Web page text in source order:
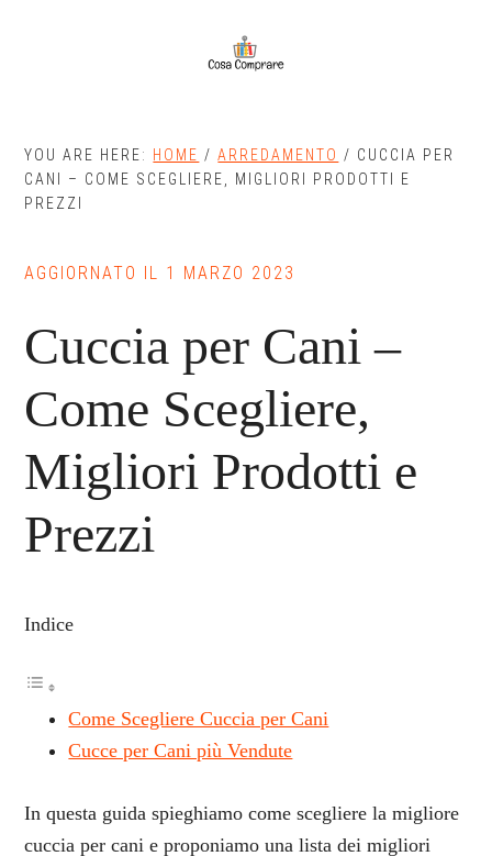
YOU ARE HERE: HOME / ARREDAMENTO / CUCCIA PER
CANI – COME SCEGLIERE, MIGLIORI PRODOTTI E
PREZZI
AGGIORNATO IL 1 MARZO 2023
Cuccia per Cani –
Come Scegliere,
Migliori Prodotti e
Prezzi
Indice
Come Scegliere Cuccia per Cani
Cucce per Cani più Vendute
In questa guida spieghiamo come scegliere la migliore
cuccia per cani e proponiamo una lista dei migliori